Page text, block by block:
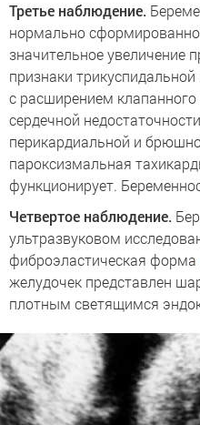
Третье наблюдение.
нормально
значительное увеличение
признаки
с расширением
сердечной
перикардиальной и
пароксизмальная
функционирует.
Четвертое наблюдение.
ультразвуковом
фиброэластическая форма
желудочек представлен
плотным светящимся